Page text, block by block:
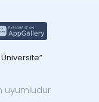
uyumludur